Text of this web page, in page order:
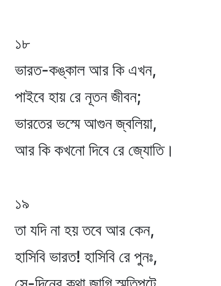
১৮
ভারত-কঙ্কাল আর কি এখন,
পাইবে হায় রে নূতন জীবন;
ভারতের ভস্মে আগুন জ্বলিয়া,
আর কি কখনো দিবে রে জ্যোতি।
১৯
তা যদি না হয় তবে আর কেন,
হাসিবি ভারত! হাসিবি রে পুনঃ,